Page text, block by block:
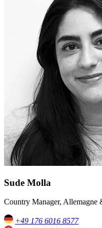
Sude Molla
Country Manager, Allemagne
+49 176 6016 8577